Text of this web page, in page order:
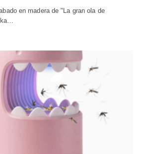
en madera de "La gran ola de